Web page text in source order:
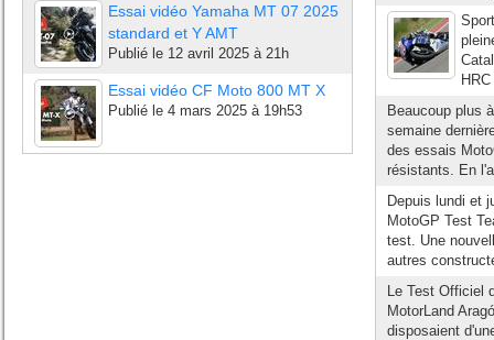
Essai vidéo Yamaha MT 07 2025
standard et Y AMT
Publié le 12 avril 2025 à 21h
Essai vidéo CF Moto 800 MT X
Publié le 4 mars 2025 à 19h53
Beaucoup plus
semaine
des essais
résistants. En
Depuis lundi et
MotoGP Test
test. Une
autres
Le Test Officiel
MotorLand
disposaient